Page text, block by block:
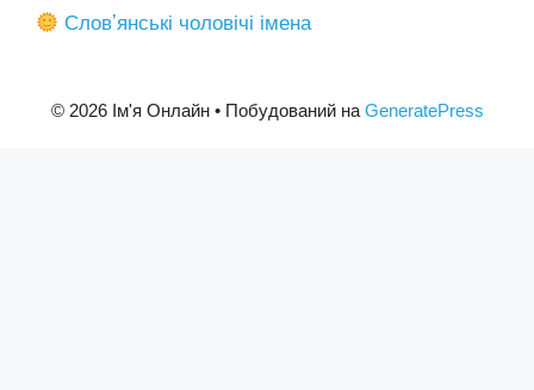
Словʼянські чоловічі імена
© 2026 Ім'я Онлайн• Побудований на GeneratePress